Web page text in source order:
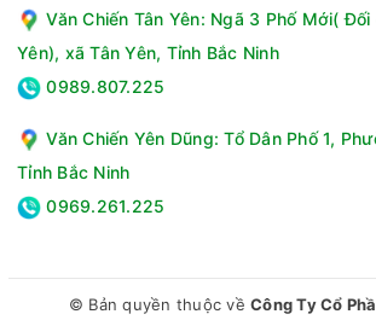
Văn Chiến Tân Yên: Ngã 3 Phố Mới(
Yên), xã Tân Yên, Tỉnh Bắc Ninh
0989.807.225
Văn Chiến Yên Dũng: Tổ Dân Phố 1,
Tỉnh Bắc Ninh
0969.261.225
© Bản quyền thuộc về Công Ty Cổ